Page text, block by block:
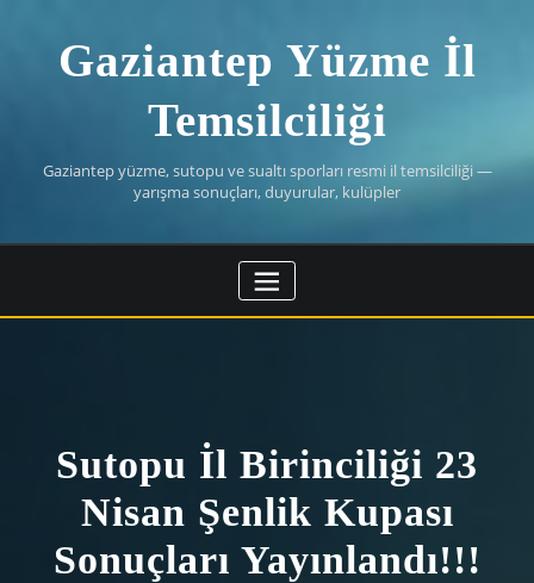
Gaziantep Yüzme İl
Temsilciliği
Gaziantep yüzme, sutopu ve sualtı sporları resmi il temsilciliği —
yarışma sonuçları, duyurular, kulüpler
Sutopu İl Birinciliği 23
Nisan Şenlik Kupası
Sonuçları Yayınlandı!!!